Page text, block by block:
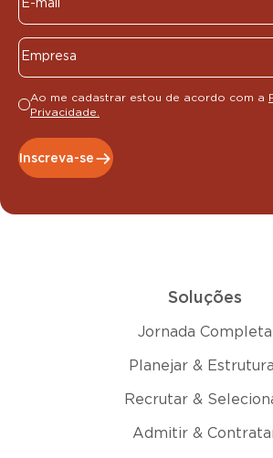
Ao me cadastrar estou de acordo com a
Privacidade.
Inscreva-se
Soluções
Jornada Completa
Planejar &
Recrutar &
Admitir &